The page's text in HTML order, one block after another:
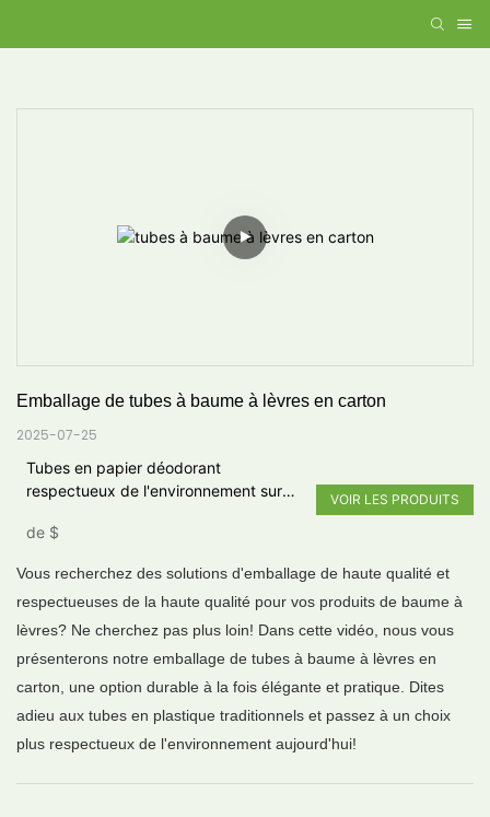
Emballage de tubes à baume à lèvres en carton
2025-07-25
Tubes en papier déodorant
respectueux de l'environnement sur
lèvres
de $
VOIR LES PRODUITS
Vous recherchez des solutions d'emballage de haute qualité et
respectueuses de la haute qualité pour vos produits de baume à
lèvres? Ne cherchez pas plus loin! Dans cette vidéo, nous vous
présenterons notre emballage de tubes à baume à lèvres en
carton, une option durable à la fois élégante et pratique. Dites
adieu aux tubes en plastique traditionnels et passez à un choix
plus respectueux de l'environnement aujourd'hui!